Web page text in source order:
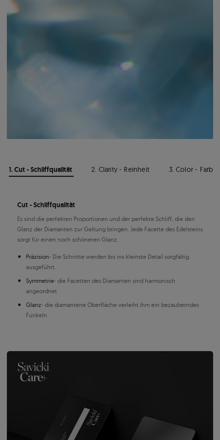
1. Cut - Schliffqualität 2. Clarity - Reinheit 3. Color - Farbe
Cut - Schliffqualität
Es sind die perfekten Proportionen und der perfekte Schliff, die den
Glanz der Diamanten zur Geltung bringen. Jede Facette des Edelsteins
sorgt für einen noch schöneren Glanz.
Präzision- Die Schnitte werden bis ins kleinste Detail sorgfältig
ausgeführt.
Symmetrie- die Facetten des Diamanten sind harmonisch
angeordnet
Glanz- die diamantene Oberfläche verleiht ihm ein bezauberndes
Funkeln